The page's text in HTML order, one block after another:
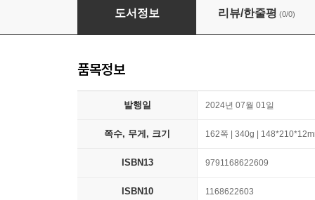
우리 아이는 발달장애입니다
도서정보 리뷰/한줄평 (0/0)
품목정보
발행일 2024년 07월 01일
쪽수, 무게, 크기 162쪽 | 340g |
ISBN13 9791168622609
ISBN10 1168622603